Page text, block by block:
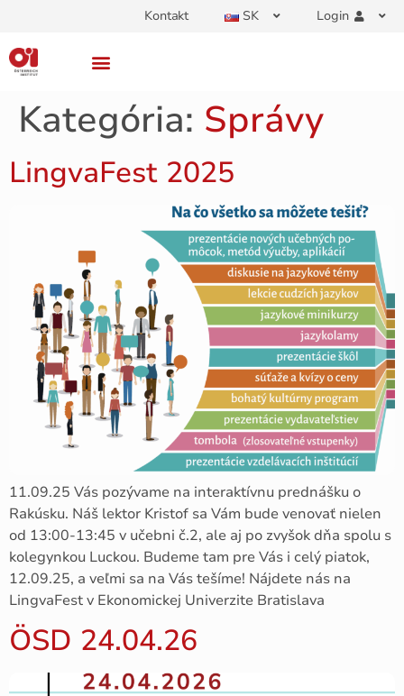
Kontakt SK Login
Kategória: Správy
LingvaFest 2025
11.09.25 Vás pozývame na interaktívnu prednášku o
Rakúsku. Náš lektor Kristof sa Vám bude venovať nielen
od 13:00-13:45 v učebni č.2, ale aj po zvyšok dňa spolu s
kolegynkou Luckou. Budeme tam pre Vás i celý piatok,
12.09.25, a veľmi sa na Vás tešíme! Nájdete nás na
LingvaFest v Ekonomickej Univerzite Bratislava
ÖSD 24.04.26